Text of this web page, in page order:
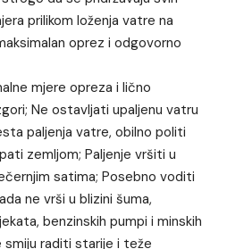
prilikom loženja vatre na
oprez i odgovorno
mjere opreza i lično
Ne ostavljati upaljenu vatru
paljenja vatre, obilno politi
zemljom; Paljenje vršiti u
satima; Posebno voditi
ne vrši u blizini šuma,
benzinskih pumpi i minskih
smiju raditi starije i teže